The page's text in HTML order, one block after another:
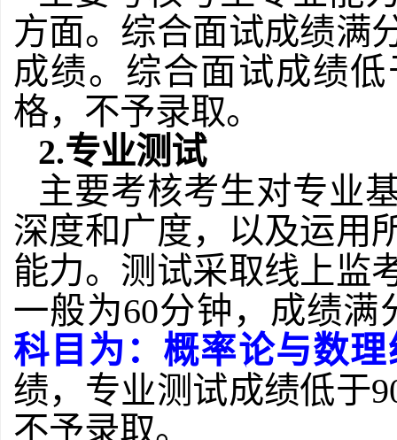
方面。综合面试成绩满
成绩。综合面试成绩
格，不予录取。
2.专业测试
主要考核考生对专业
深度和广度，以及运用
能力。测试采取线上监
一般为60分钟，成绩满
科目为：概率论与数
绩，专业测试成绩低于
不予录取。